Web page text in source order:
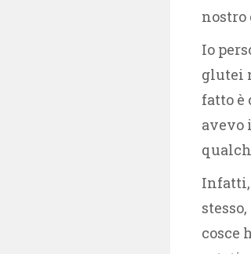
nostro
Io
glutei
fatto è
avevo
Infatti,
cosce